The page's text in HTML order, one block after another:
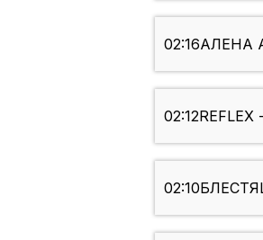
02:16АЛЕНА
02:12
02:10